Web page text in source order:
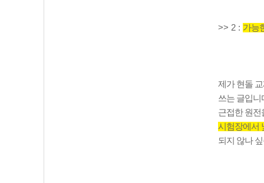
>> 2 : 가능
제가 현돌
쓰는 글입니
근접한 원전
시험장에서
되지 않나